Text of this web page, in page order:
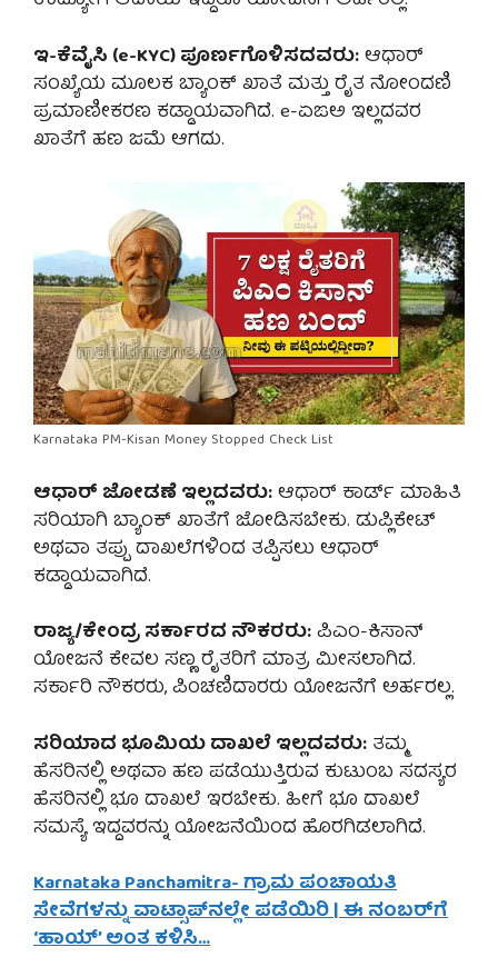
ಇ-ಕೆವೈಸಿ (e-KYC) ಪೂರ್ಣಗೊಳಿಸದವರು:ಆಧಾರ್
ಸಂಖ್ಯೆಯ ಮೂಲಕ ಬ್ಯಾಂಕ್ ಖಾತೆ ಮತ್ತು ರೈತ ನೋಂದಣಿ
ಪ್ರಮಾಣೀಕರಣ ಕಡ್ಡಾಯವಾಗಿದೆ. e-ಏಙಅ ಇಲ್ಲದವರ
ಖಾತೆಗೆ ಹಣ ಜಮೆ ಆಗದು.
Karnataka PM-Kisan Money Stopped Check List
ಆಧಾರ್ ಜೋಡಣೆ ಇಲ್ಲದವರು:ಆಧಾರ್ ಕಾರ್ಡ್ ಮಾಹಿತಿ
ಸರಿಯಾಗಿ ಬ್ಯಾಂಕ್ ಖಾತೆಗೆ ಜೋಡಿಸಬೇಕು. ಡುಪ್ಲಿಕೇಟ್
ಅಥವಾ ತಪ್ಪು ದಾಖಲೆಗಳಿಂದ ತಪ್ಪಿಸಲು ಆಧಾರ್
ಕಡ್ಡಾಯವಾಗಿದೆ.
ರಾಜ್ಯ/ಕೇಂದ್ರ ಸರ್ಕಾರದ ನೌಕರರು:ಪಿಎಂ-ಕಿಸಾನ್
ಯೋಜನೆ ಕೇವಲ ಸಣ್ಣ ರೈತರಿಗೆ ಮಾತ್ರ ಮೀಸಲಾಗಿದೆ.
ಸರ್ಕಾರಿ ನೌಕರರು, ಪಿಂಚಣಿದಾರರು ಯೋಜನೆಗೆ ಅರ್ಹರಲ್ಲ.
ಸರಿಯಾದ ಭೂಮಿಯ ದಾಖಲೆ ಇಲ್ಲದವರು: ತಮ್ಮ
ಹೆಸರಿನಲ್ಲಿ ಅಥವಾ ಹಣ ಪಡೆಯುತ್ತಿರುವ ಕುಟುಂಬ ಸದಸ್ಯರ
ಹೆಸರಿನಲ್ಲಿ ಭೂ ದಾಖಲೆ ಇರಬೇಕು. ಹೀಗೆ ಭೂ ದಾಖಲೆ
ಸಮಸ್ಯೆ ಇದ್ದವರನ್ನು ಯೋಜನೆಯಿಂದ ಹೊರಗಿಡಲಾಗಿದೆ.
Karnataka Panchamitra- ಗ್ರಾಮ ಪಂಚಾಯತಿ
ಸೇವೆಗಳನ್ನು ವಾಟ್ಸಾಪ್‌ನಲ್ಲೇ ಪಡೆಯಿರಿ | ಈ ನಂಬರ್‌ಗೆ
‘ಹಾಯ್’ ಅಂತ ಕಳಿಸಿ…